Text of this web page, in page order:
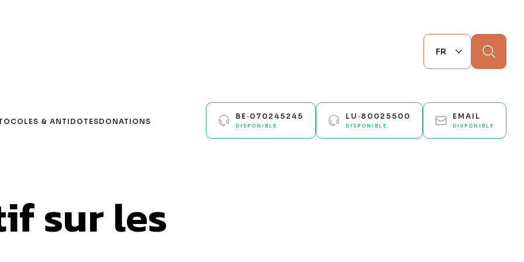
Chercher
& ANTIDOTESDONATIONS
BE·070245245
DISPONIBLE
LU·80025500
DISPONIBLE
EMAIL
DISPONIBLE
sur les